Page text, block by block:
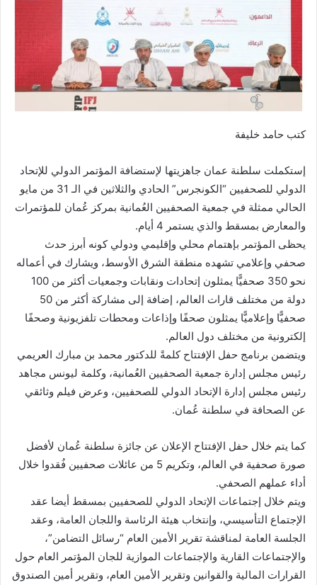
كتب حامد خليفة
إستكملت سلطنة عمان جاهزيتها لإستضافة المؤتمر الدولي للإتحاد
الدولي للصحفيين “الكونجرس” الحادي والثلاثين في الـ 31 من مايو
الحالي ممثلة في جمعية الصحفيين العُمانية بمركز عُمان للمؤتمرات
والمعارض بمسقط والذي يستمر 4 أيام.
يحظى المؤتمر بإهتمام محلي وإقليمي ودولي كونه أبرز حدث
صحفي وإعلامي تشهده منطقة الشرق الأوسط، ويشارك في أعماله
نحو 350 صحفيًّا يمثلون إتحادات ونقابات وجمعيات أكثر من 100
دولة من مختلف قارات العالم، إضافة إلى مشاركة أكثر من 50
صحفيًّا وإعلاميًّا يمثلون صحفًا وإذاعات ومحطات تلفزيونية وصحفًا
إلكترونية من مختلف دول العالم.
ويتضمن برنامج حفل الإفتتاح كلمةً للدكتور محمد بن مبارك العريمي
رئيس مجلس إدارة جمعية الصحفيين العُمانية، وكلمة ليونس مجاهد
رئيس مجلس إدارة الإتحاد الدولي للصحفيين، وعرض فيلم وثائقي
عن الصحافة في سلطنة عُمان.
كما يتم خلال حفل الإفتتاح الإعلان عن جائزة سلطنة عُمان لأفضل
صورة صحفية في العالم، وتكريم 5 من عائلات صحفيين فُقدوا خلال
أداء عملهم الصحفي.
ويتم خلال إجتماعات الإتحاد الدولي للصحفيين بمسقط أيضا عقد
الإجتماع التأسيسي، وإنتخاب هيئة الرئاسة واللجان العامة، وعقد
الجلسة العامة لمناقشة تقرير الأمين العام “رسائل التضامن”،
والإجتماعات القارية والإجتماعات الموازية للجان المؤتمر العام حول
القرارات المالية والقوانين وتقرير الأمين العام، وتقرير أمين الصندوق